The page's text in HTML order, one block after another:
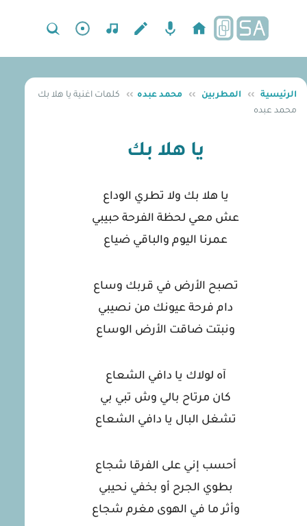
الرئيسية ›› المطربين ›› محمد عبده ››
كلمات اغنية يا هلا بك
محمد عبده
يا هلا بك
يا هلا بك ولا تطري الوداع
عش معي لحظة الفرحة حبيبي
عمرنا اليوم والباقي ضياع
تصبح الأرض في قربك وساع
دام فرحة عيونك من نصيبي
ونبتت ضاقت الأرض الوساع
آه لولاك يا دافي الشعاع
كان مرتاح بالي وش تبي بي
تشغل البال يا دافي الشعاع
أحسب إني على الفرقا شجاع
بطوي الجرح أو بخفي نحيبي
وأثر ما في الهوى مغرم شجاع